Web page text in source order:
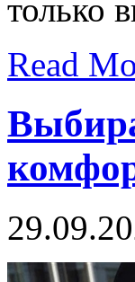
только
Read